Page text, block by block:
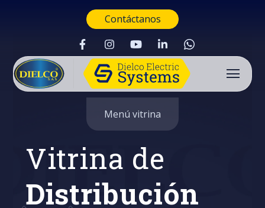
Contáctanos
Menú vitrina
Vitrina de
Distribución